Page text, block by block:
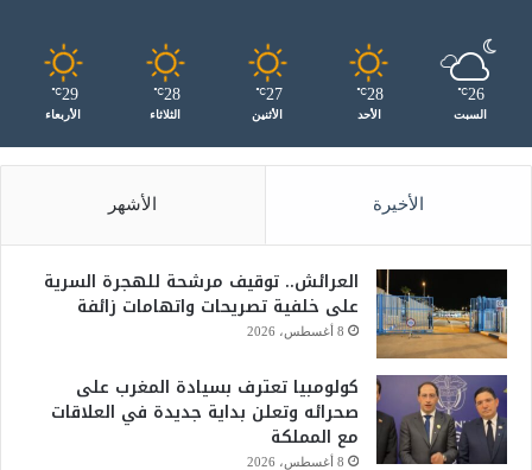
26
℃
السبت
28
℃
الأحد
27
℃
الأثنين
28
℃
الثلاثاء
29
℃
الأربعاء
الأخيرة الأشهر
العرائش.. توقيف مرشحة للهجرة السرية
على خلفية تصريحات واتهامات زائفة
8 أغسطس، 2026
كولومبيا تعترف بسيادة المغرب على
صحرائه وتعلن بداية جديدة في العلاقات
مع المملكة
8 أغسطس، 2026